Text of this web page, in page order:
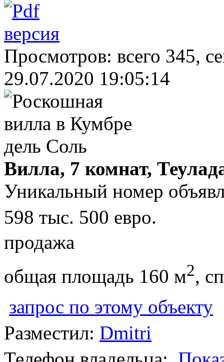
Просмотров: всего 345,
29.07.2020 19:05:14
Вилла, 7 комнат,
Уникальный номер
598 тыс. 500 евро.
продажа
общая площадь 160 м2,
запрос по этому объекту
Разместил: Dmitri